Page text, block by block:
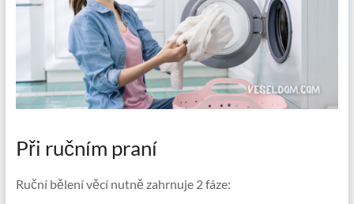
Při ručním praní
Ruční bělení věcí nutně zahrnuje 2 fáze: